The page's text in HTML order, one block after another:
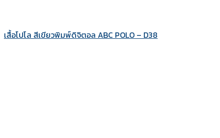
เสื้อโปโล สีเขียวพิมพ์ดิจิตอล ABC POLO – D38